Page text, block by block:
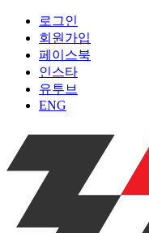
로그인
회원가입
페이스북
인스타
유투브
ENG